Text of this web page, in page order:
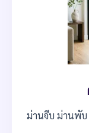
ม่านจีบ ม่านพับ